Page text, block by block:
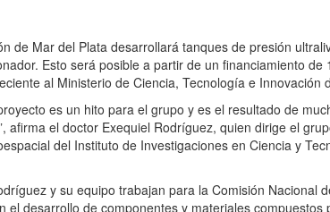
de Mar del Plata desarrollará tanques de presión
Esto será posible a partir de un financiamiento
al Ministerio de Ciencia, Tecnología e Innovación
es un hito para el grupo y es el resultado de
afirma el doctor Exequiel Rodríguez, quien dirige el
del Instituto de Investigaciones en Ciencia y
y su equipo trabajan para la Comisión Nacional
el desarrollo de componentes y materiales